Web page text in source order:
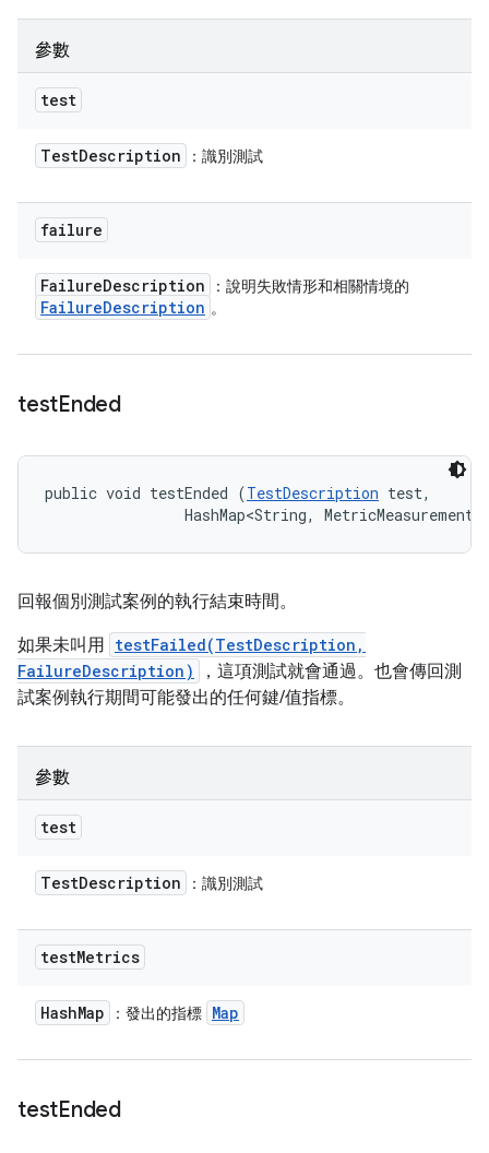
參數
test
TestDescription ：識別測試
failure
FailureDescription ：說明失敗情形和相關情境的
FailureDescription 。
testEnded
public void testEnded (TestDescription test,
HashMap<String,
回報個別測試案例的執行結束時間。
如果未叫用 testFailed(TestDescription,
FailureDescription)
，這項測試就會通過。也會傳回測
試案例執行期間可能發出的任何鍵/值指標。
參數
test
TestDescription ：識別測試
testMetrics
HashMap ：發出的指標 Map
testEnded